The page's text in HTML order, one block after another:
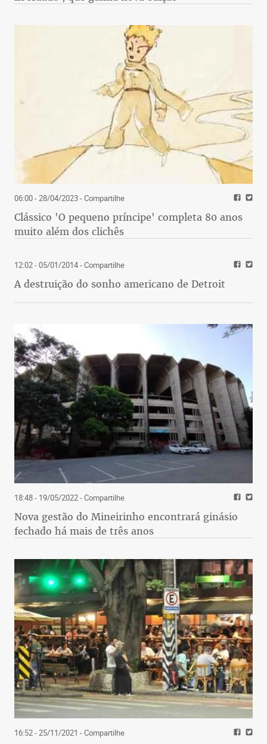
06:00 - 28/04/2023- Compartilhe
Clássico 'O pequeno príncipe' completa 80 anos
muito além dos clichês
12:02 - 05/01/2014- Compartilhe
A destruição do sonho americano de Detroit
18:48 - 19/05/2022- Compartilhe
Nova gestão do Mineirinho encontrará ginásio
fechado há mais de três anos
16:52 - 25/11/2021 - Compartilhe